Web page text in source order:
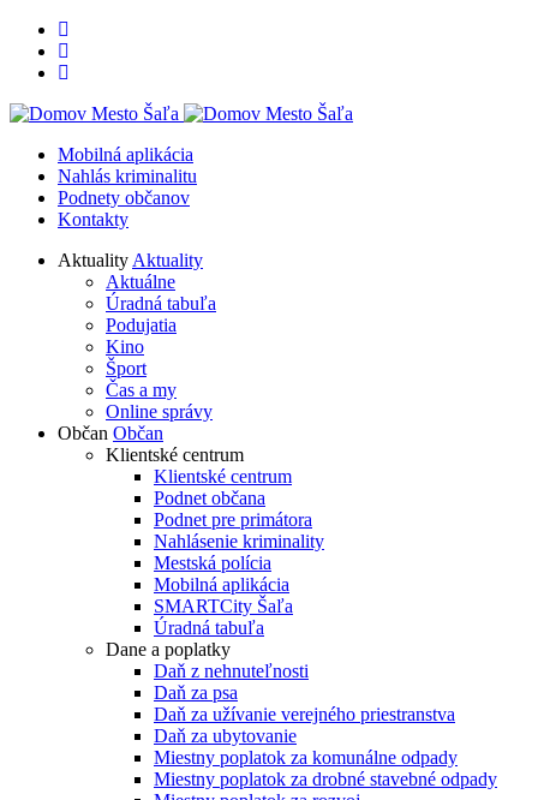
Rovno
obsah
Rovno
menu
Mobilná aplikácia
Nahlás kriminalitu
Podnety občanov
Kontakty
Aktuality Aktuality
Aktuálne
Úradná tabuľa
Podujatia
Kino
Šport
Čas a my
Online správy
Občan Občan
Klientské centrum
Klientské centrum
Podnet občana
Podnet pre primátora
Nahlásenie kriminality
Mestská polícia
Mobilná aplikácia
SMARTCity Šaľa
Úradná tabuľa
Dane a poplatky
Daň z nehnuteľnosti
Daň za psa
Daň za užívanie verejného priestranstva
Daň za ubytovanie
Miestny poplatok za komunálne odpady
Miestny poplatok za drobné stavebné odpady